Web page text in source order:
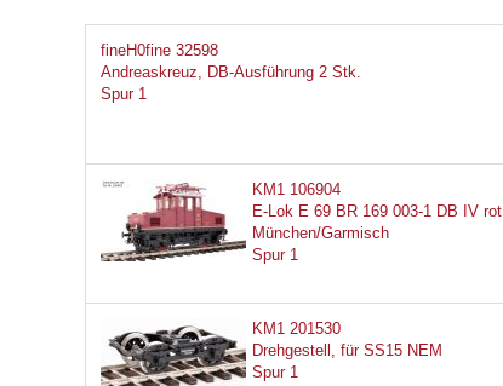
fineH0fine 32598
Andreaskreuz, DB-Ausführung 2 Stk.
Spur 1
KM1 106904
E-Lok E 69 BR 169 003-1 DB IV rot
München/Garmisch
Spur 1
KM1 201530
Drehgestell, für SS15 NEM
Spur 1